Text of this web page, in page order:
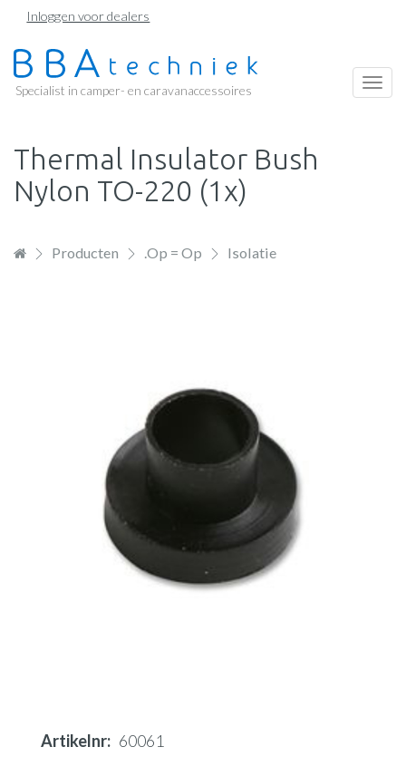
Overslaan
naar
de
Inloggen voor dealers
Specialist in camper- en caravanaccessoires
Thermal Insulator Bush
Nylon TO-220 (1x)
Producten .Op = Op Isolatie
Artikelnr 60061